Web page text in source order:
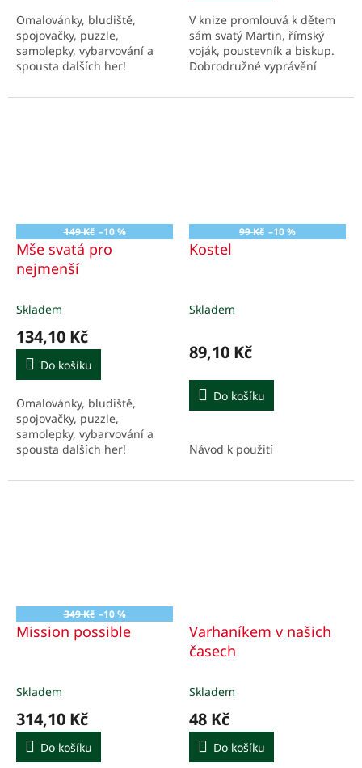
hvězdiček.
Omalovánky, bludiště,
spojovačky, puzzle,
samolepky, vybarvování a
spousta dalších her!
V knize promlouvá k dětem
sám svatý Martin, římský
voják, poustevník a biskup.
Dobrodružné vyprávění
věku.
149 Kč –10 %
Mše svatá pro
nejmenší
Skladem
134,10 Kč
Do košíku
Omalovánky, bludiště,
spojovačky, puzzle,
samolepky, vybarvování a
spousta dalších her!
99 Kč –10 %
Kostel
Skladem
89,10 Kč
Do košíku
Návod k použití
349 Kč –10 %
Mission possible
Skladem
314,10 Kč
Do košíku
Varhaníkem v našich
časech
Skladem
48 Kč
Do košíku